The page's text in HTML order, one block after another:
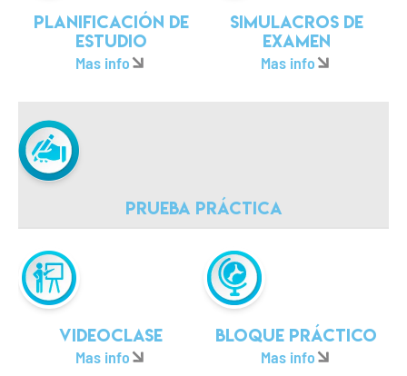
Planificación de
estudio
Mas info
Simulacros de
examen
Mas info
Prueba práctica
Videoclase
Mas info
Bloque práctico
Mas info